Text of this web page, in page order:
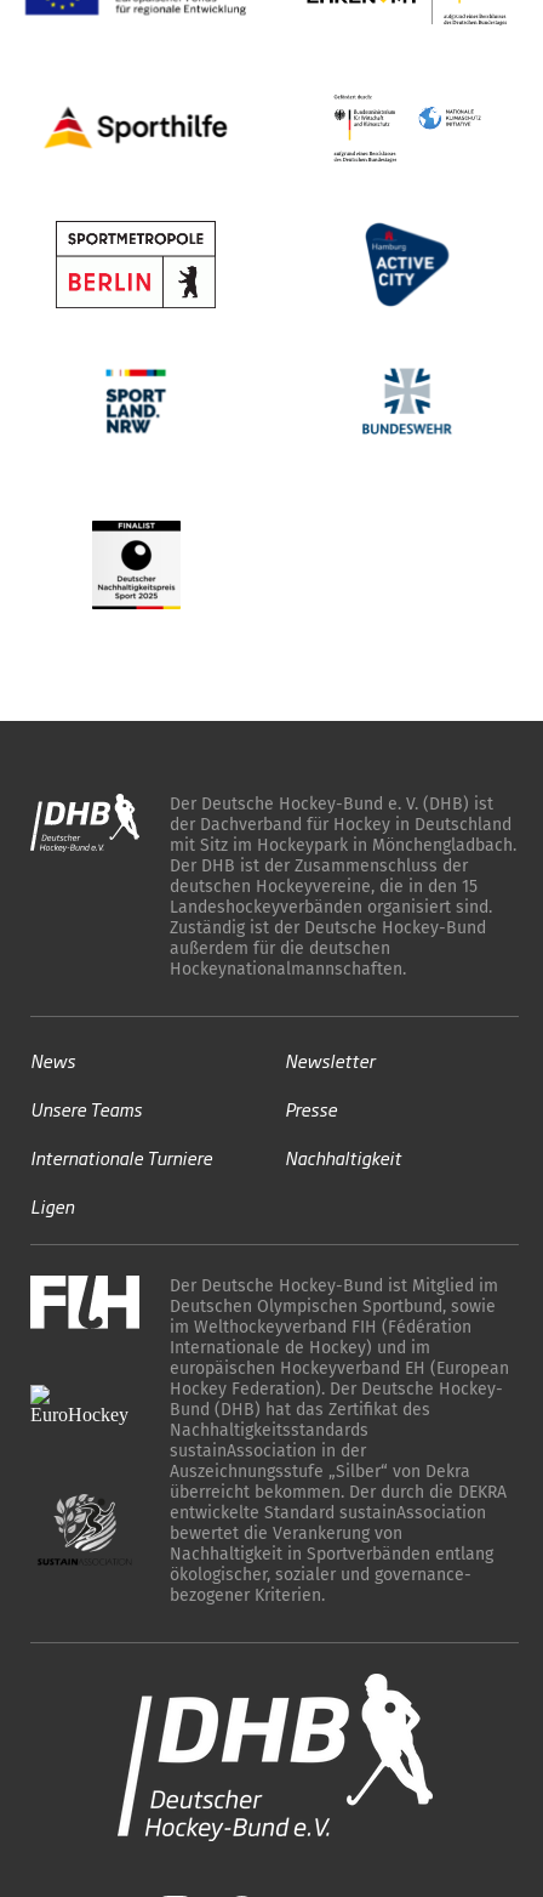
Der Deutsche Hockey-Bund e. V. (DHB) ist
der Dachverband für Hockey in Deutschland
mit Sitz im Hockeypark in Mönchengladbach.
Der DHB ist der Zusammenschluss der
deutschen Hockeyvereine, die in den 15
Landeshockeyverbänden organisiert sind.
Zuständig ist der Deutsche Hockey-Bund
außerdem für die deutschen
Hockeynationalmannschaften.
News
Unsere Teams
Internationale Turniere
Ligen
Newsletter
Presse
Nachhaltigkeit
Der Deutsche Hockey-Bund ist Mitglied im
Deutschen Olympischen Sportbund, sowie
im Welthockeyverband FIH (Fédération
Internationale de Hockey) und im
europäischen Hockeyverband EH (European
Hockey Federation). Der Deutsche Hockey-
Bund (DHB) hat das Zertifikat des
Nachhaltigkeitsstandards
sustainAssociation in der
Auszeichnungsstufe „Silber“ von Dekra
überreicht bekommen. Der durch die DEKRA
entwickelte Standard sustainAssociation
bewertet die Verankerung von
Nachhaltigkeit in Sportverbänden entlang
ökologischer, sozialer und governance-
bezogener Kriterien.